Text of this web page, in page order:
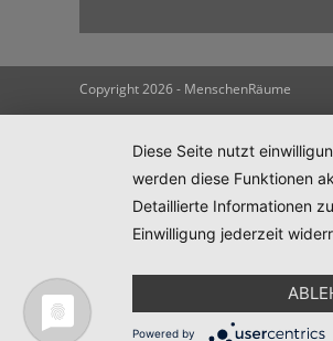
Copyright 2026 - MenschenRäume
Diese Seite nutzt
werden diese Funktionen
Detaillierte Informationen
Einwilligung jederzeit
Powered by